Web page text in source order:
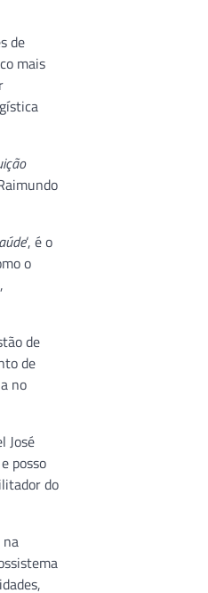
de
mais
‘, é o
o
de
de
no
José
posso
do